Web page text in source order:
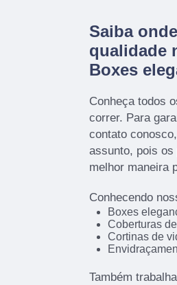
Saiba
qualidade
Boxes
Conheça todos
correr. Para
contato
assunto, pois
melhor maneira
Conhecendo
Boxes
Coberturas
Cortinas de
Também